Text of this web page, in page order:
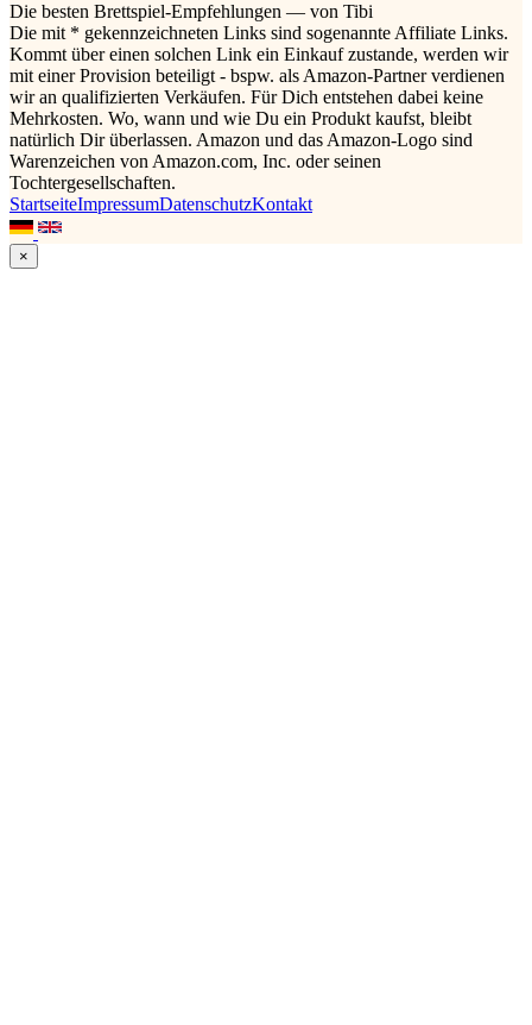
Die besten Brettspiel-Empfehlungen — von Tibi
Die mit * gekennzeichneten Links sind sogenannte Affiliate Links.
Kommt über einen solchen Link ein Einkauf zustande, werden wir
mit einer Provision beteiligt - bspw. als Amazon-Partner verdienen
wir an qualifizierten Verkäufen. Für Dich entstehen dabei keine
Mehrkosten. Wo, wann und wie Du ein Produkt kaufst, bleibt
natürlich Dir überlassen. Amazon und das Amazon-Logo sind
Warenzeichen von Amazon.com, Inc. oder seinen
Tochtergesellschaften.
StartseiteImpressumDatenschutzKontakt
×